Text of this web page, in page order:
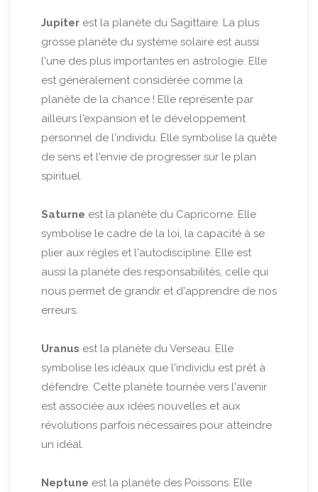
Jupiter est la planète du Sagittaire. La plus
grosse planète du système solaire est aussi
l'une des plus importantes en astrologie. Elle
est généralement considérée comme la
planète de la chance ! Elle représente par
ailleurs l'expansion et le développement
personnel de l'individu. Elle symbolise la quête
de sens et l'envie de progresser sur le plan
spirituel.
Saturne est la planète du Capricorne. Elle
symbolise le cadre de la loi, la capacité à se
plier aux règles et l'autodiscipline. Elle est
aussi la planète des responsabilités, celle qui
nous permet de grandir et d'apprendre de nos
erreurs.
Uranus est la planète du Verseau. Elle
symbolise les idéaux que l'individu est prêt à
défendre. Cette planète tournée vers l'avenir
est associée aux idées nouvelles et aux
révolutions parfois nécessaires pour atteindre
un idéal.
Neptune est la planète des Poissons. Elle